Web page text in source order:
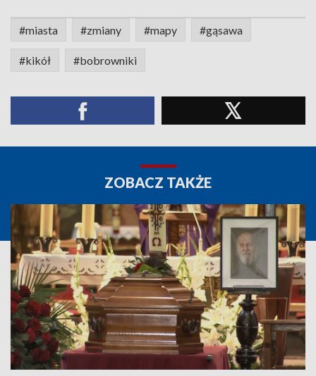
#miasta #zmiany #mapy #gąsawa
#kikół #bobrowniki
ZOBACZ TAKŻE